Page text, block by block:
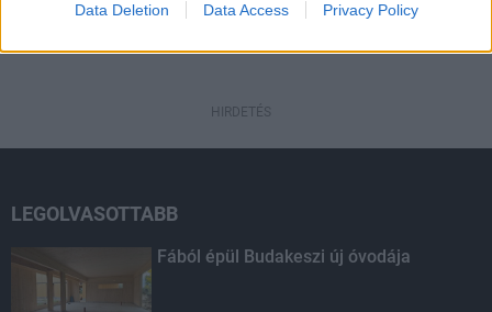
Data Deletion Data Access Privacy Policy
HIRDETÉS
LEGOLVASOTTABB
Fából épül Budakeszi új óvodája